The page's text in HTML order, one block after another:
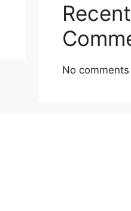
Recent
No